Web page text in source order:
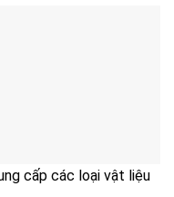
cấp các loại vật liệu